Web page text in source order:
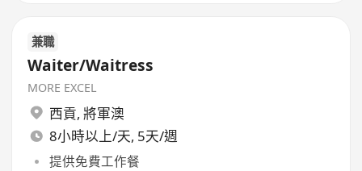
兼職
Waiter/Waitress
MORE EXCEL
西貢, 將軍澳
8小時以上/天, 5天/週
提供免費工作餐